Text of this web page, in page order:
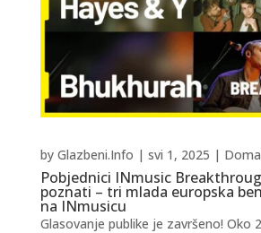
Pobjednici INmusic
poznati – tri mlada europska
na INmusicu
by Glazbeni.Info | svi 1, 2025 |
Glasovanje publike je završeno! Oko